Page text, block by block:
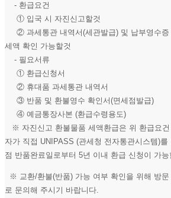
- 환급요건
① 입국 시 자진신고할것
② 과세통관 내역서(세관발급) 및 납부영수증
세액 확인 가능할것
- 필요서류
① 환급신청서
② 휴대품 과세통관 내역서
③ 반품 및 환불영수 확인서(면세점발급)
④ 예금통장사본 (환급수령용도)
※ 자진신고 환불물품 세액환급은 위 환급요건
자가 직접 UNIPASS (관세청 전자통관시스템)
점 반품완료일로부터 5년 이내 환급 신청이 가능
※ 교환/환불(반품) 가능 여부 확인을 위해 방문
로 문의해 주시기 바랍니다.